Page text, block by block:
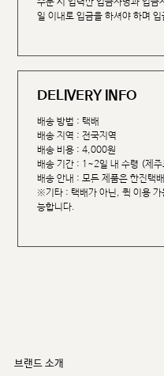
주문 시 입력한 입금자명과 입
일 이내로 입금을 하셔야 하며
DELIVERY INFO
배송 방법 : 택배
배송 지역 : 전국지역
배송 비용 : 4,000원
배송 기간 : 1~2일 내 수령 (제
배송 안내 : 모든 제품은 한진택
※기타 : 택배가 아닌, 퀵 이용 가
능합니다.
브랜드 소개